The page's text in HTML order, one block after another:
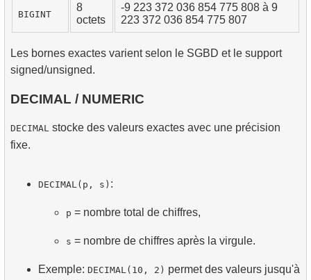
BIGINT
8
octets
-9 223 372 036 854 775 808 à 9
223 372 036 854 775 807
Les bornes exactes varient selon le SGBD et le support
signed/unsigned.
DECIMAL / NUMERIC
DECIMAL stocke des valeurs exactes avec une précision
fixe.
DECIMAL(p, s) :
p = nombre total de chiffres,
s = nombre de chiffres après la virgule.
Exemple: DECIMAL(10, 2) permet des valeurs jusqu'à